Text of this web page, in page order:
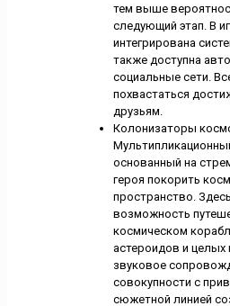
тем выше
следующий этап. В
интегрирована
также доступна
социальные сети.
похвастаться
друзьям.
Колонизаторы
основанный на
героя покорить
пространство.
возможность
космическом
астероидов и целых
звуковое
совокупности с
сюжетной линией